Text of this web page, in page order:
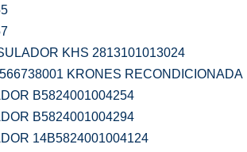
KHS 2813101013024
KRONES RECONDICIONADA
B5824001004254
B5824001004294
14B5824001004124